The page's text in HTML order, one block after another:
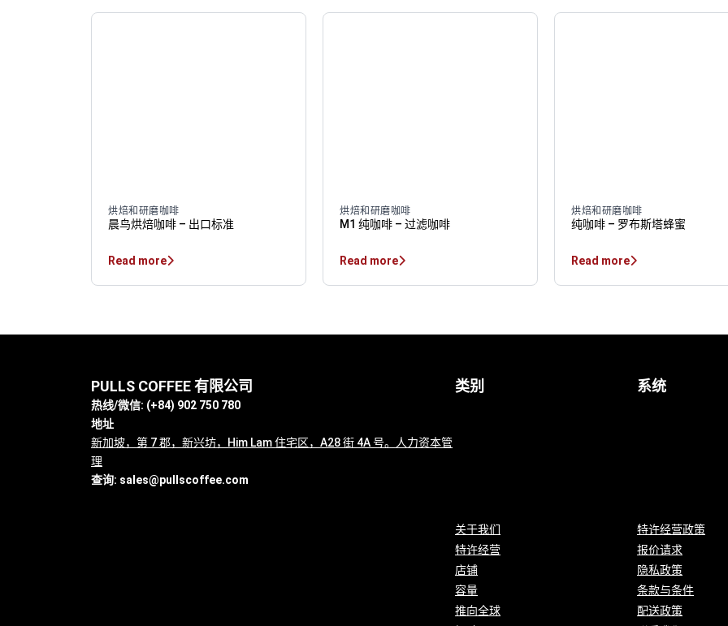
烘焙和研磨咖啡
晨鸟烘焙咖啡 – 出口标准
Read more
烘焙和研磨咖啡
M1 纯咖啡 – 过滤咖啡
Read more
烘焙和研磨咖啡
纯咖啡 – 罗布斯塔蜂蜜
Read more
PULLS COFFEE 有限公司
热线/微信: (+84) 902 750 780
地址
新加坡，第 7 郡，新兴坊，Him Lam 住宅区，A28 街 4A 号。人力资本管
理
查询: sales@pullscoffee.com
类别
关于我们
特许经营
店铺
容量
推向全球
系统
特许经营政策
报价请求
隐私政策
条款与条件
配送政策